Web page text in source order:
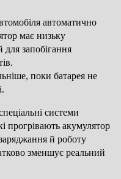
автоматично
має низьку
для запобігання
поки батарея не
системи
прогрівають акумулятор
й роботу
зменшує реальний